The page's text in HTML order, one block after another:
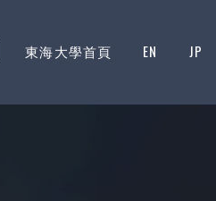
東海大學首頁 EN JP